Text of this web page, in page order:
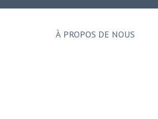
À PROPOS DE NOUS